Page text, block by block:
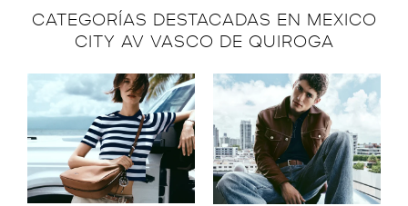
CATEGORÍAS DESTACADAS EN MEXICO
CITY AV VASCO DE QUIROGA